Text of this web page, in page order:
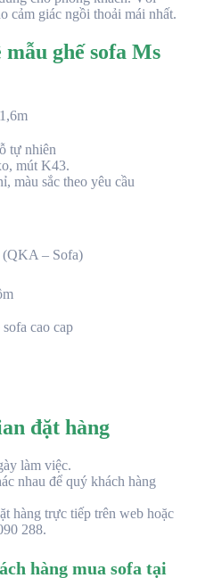
cảm giác ngồi thoải mái nhất.
ghế sofa Ms
tự nhiên
mút K43.
màu sắc theo yêu cầu
– Sofa)
đặt hàng
làm việc.
nhau để quý khách hàng
hàng trực tiếp trên web hoặc
288.
hàng mua sofa tại